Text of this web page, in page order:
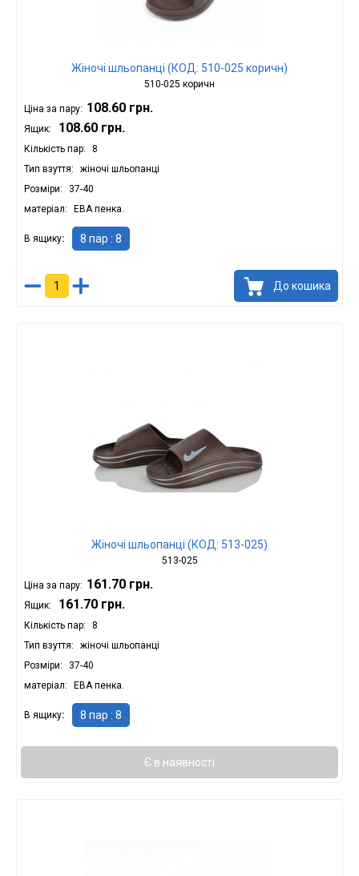
Жіночі шльопанці (КОД: 510-025 коричн)
510-025 коричн
Ціна за пару: 108.60 грн.
Ящик: 108.60 грн.
Кількість пар
8
Тип взуття
жіночі шльопанці
Розміри
37-40
матеріал
ЕВА пенка.
В ящику 8 пар : 8
До кошика
Жіночі шльопанці (КОД: 513-025)
513-025
Ціна за пару: 161.70 грн.
Ящик: 161.70 грн.
Кількість пар
8
Тип взуття
жіночі шльопанці
Розміри
37-40
матеріал
ЕВА пенка.
В ящику 8 пар : 8
Є в наявності